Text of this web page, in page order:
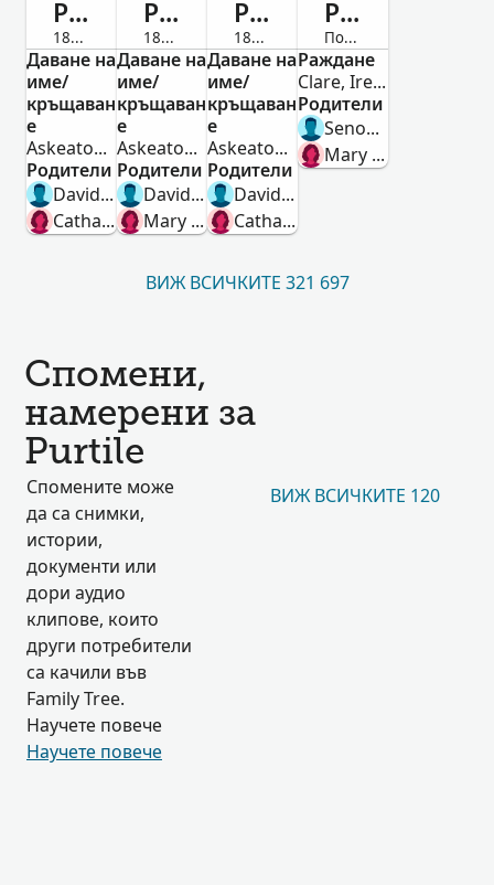
Purtile
1831-Починал/а
мъж
Даване на
име/
кръщаван
е
Askeaton,Limerick,Ireland
Родители
David Purtill
Catharine Meehen
Purtile
1834-Починал/а
мъж
Даване на
име/
кръщаван
е
Askeaton,Limerick,Ireland
Родители
David Purtile
Mary Meehen
Purtile
1839-Починал/а
жена
Даване на
име/
кръщаван
е
Askeaton,Limerick,Ireland
Родители
David Purtill
Catharine Meehen
Purtile
Починал/а
мъж
Раждане
Clare, Ireland
Родители
Senon Purtile
Mary Purtile Purtile
ВИЖ ВСИЧКИТЕ 321 697
Спомени,
намерени за
Purtile
Спомените може
да са снимки,
истории,
документи или
дори аудио
клипове, които
други потребители
са качили във
Family Tree.
Научете повече
Научете повече
ВИЖ ВСИЧКИТЕ 120